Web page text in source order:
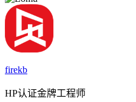
firekb
HP认证金牌工程师